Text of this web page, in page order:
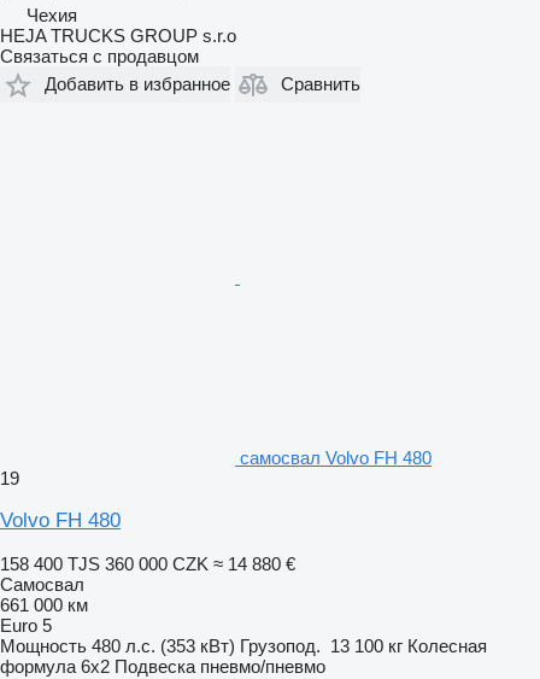
Чехия
HEJA TRUCKS GROUP s.r.o
Связаться с продавцом
Добавить в избранное
Сравнить
самосвал Volvo FH 480
19
Volvo FH 480
158 400 TJS 360 000 CZK ≈ 14 880 €
Самосвал
661 000 км
Euro 5
Мощность 480 л.с. (353 кВт) Грузопод. 13 100 кг Колесная
формула 6x2 Подвеска пневмо/пневмо